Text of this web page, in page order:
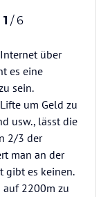
1 / 6
über
es eine
sein.
um Geld zu
usw., lässt die
2/3 der
man an der
gibt es keinen.
auf 2200m zu